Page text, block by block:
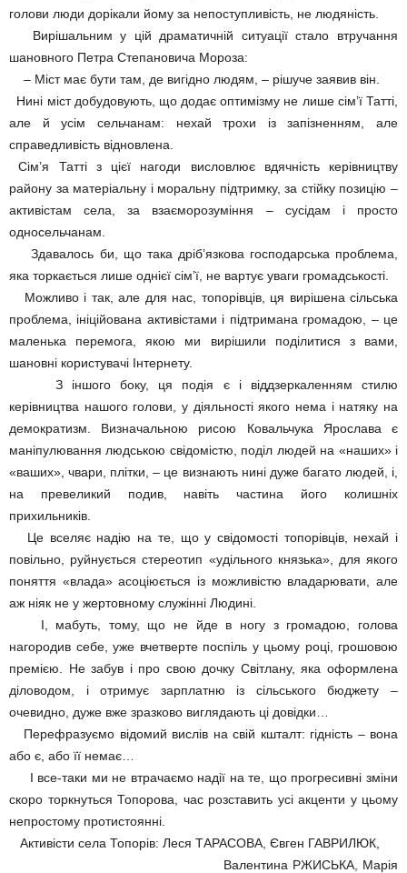
голови люди дорікали йому за непоступливість, не людяність.
Вирішальним у цій драматичній ситуації стало втручання
шановного Петра Степановича Мороза:
– Міст має бути там, де вигідно людям, – рішуче заявив він.
Нині міст добудовують, що додає оптимізму не лише сім’ї Татті,
але й усім сельчанам: нехай трохи із запізненням, але
справедливість відновлена.
Сім’я Татті з цієї нагоди висловлює вдячність керівництву
району за матеріальну і моральну підтримку, за стійку позицію –
активістам села, за взаєморозуміння – сусідам і просто
односельчанам.
Здавалось би, що така дріб’язкова господарська проблема,
яка торкається лише однієї сім’ї, не вартує уваги громадськості.
Можливо і так, але для нас, топорівців, ця вирішена сільська
проблема, ініційована активістами і підтримана громадою, – це
маленька перемога, якою ми вирішили поділитися з вами,
шановні користувачі Інтернету.
З іншого боку, ця подія є і віддзеркаленням стилю
керівництва нашого голови, у діяльності якого нема і натяку на
демократизм. Визначальною рисою Ковальчука Ярослава є
маніпулювання людською свідомістю, поділ людей на «наших» і
«ваших», чвари, плітки, – це визнають нині дуже багато людей, і,
на превеликий подив, навіть частина його колишніх
прихильників.
Це вселяє надію на те, що у свідомості топорівців, нехай і
повільно, руйнується стереотип «удільного князька», для якого
поняття «влада» асоціюється із можливістю владарювати, але
аж ніяк не у жертовному служінні Людині.
І, мабуть, тому, що не йде в ногу з громадою, голова
нагородив себе, уже вчетверте поспіль у цьому році, грошовою
премією. Не забув і про свою дочку Світлану, яка оформлена
діловодом, і отримує зарплатню із сільського бюджету –
очевидно, дуже вже зразково виглядають ці довідки…
Перефразуємо відомий вислів на свій кшталт: гідність – вона
або є, або її немає…
І все-таки ми не втрачаємо надії на те, що прогресивні зміни
скоро торкнуться Топорова, час розставить усі акценти у цьому
непростому протистоянні.
Активісти села Топорів: Леся ТАРАСОВА, Євген ГАВРИЛЮК,
Валентина РЖИСЬКА, Марія